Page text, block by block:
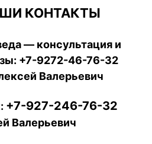
КОНТАКТЫ
— консультация и
+7-9272-46-76-32
Валерьевич
+7-927-246-76-32
Валерьевич